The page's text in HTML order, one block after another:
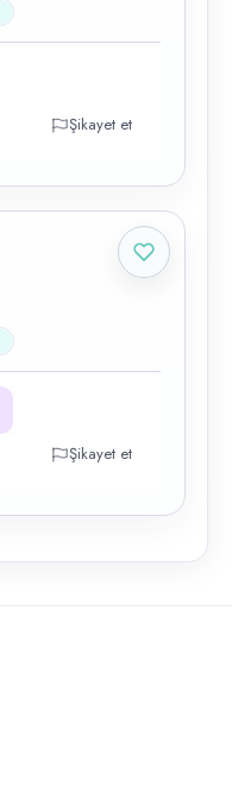
Şikayet et
Şikayet et